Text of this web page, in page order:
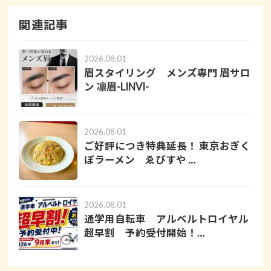
関連記事
2026.08.01
眉スタイリング メンズ専門 眉サロ
ン 凛眉-LINVI-
2026.08.01
ご好評につき特典延長！ 東京おぎく
ぼラーメン ゑびすや …
2026.08.01
通学用自転車 アルベルトロイヤル
超早割 予約受付開始！…